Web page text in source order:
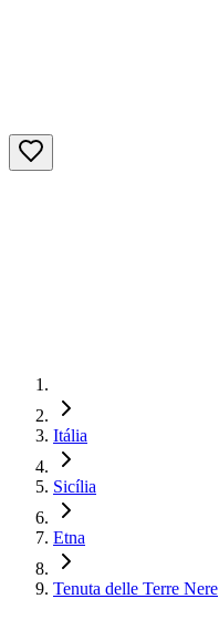
Itália
Sicília
Etna
Tenuta delle Terre Nere